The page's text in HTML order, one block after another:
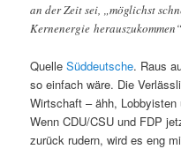
an der Zeit sei, „möglichst
Kernenergie
QuelleSüddeutsche. Raus
so einfach wäre. Die
Wirtschaft – ähh,
Wenn CDU/CSU und FDP
zurück rudern, wird es eng